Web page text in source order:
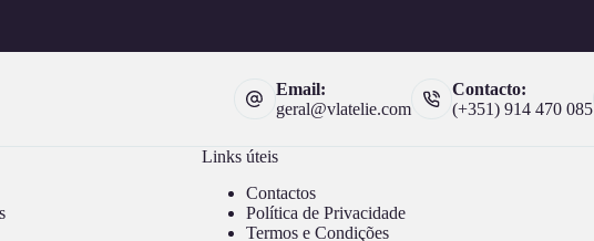
Email:
geral@vlatelie.com
Contacto:
(+351) 914 470 085
Links úteis
Contactos
Política de Privacidade
Termos e Condições